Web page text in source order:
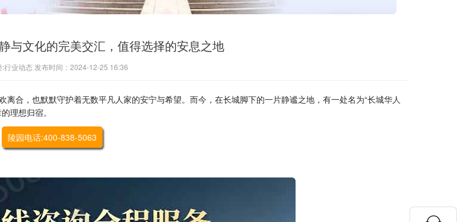
与文化的完美交汇，值得选择的安息之地
:行业动态 发布时间：2024-12-25 16:36
合，也默默守护着无数平凡人家的安宁与希望。而今，在长城脚下的一片静谧之地，有一处名为“长城华人
理想归宿。
陵园电话:400-838-5063